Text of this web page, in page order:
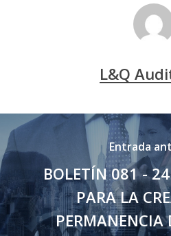
L&Q
Entrada
BOLETÍN 081 -
PARA LA
PERMANENCIA